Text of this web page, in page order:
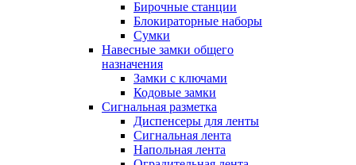
Бирочные станции
Блокираторные наборы
Сумки
Навесные замки общего
назначения
Замки с ключами
Кодовые замки
Сигнальная разметка
Диспенсеры для ленты
Сигнальная лента
Напольная лента